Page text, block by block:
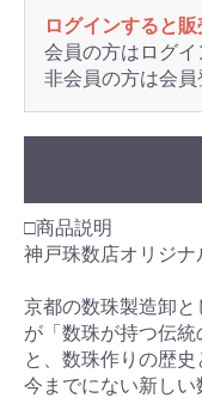
ログインすると販
会員の方はログイ
非会員の方は会員
□商品説明
神戸珠数店オリジナ
京都の数珠製造卸
が「数珠が持つ伝
と、数珠作りの歴
今までにない新しい